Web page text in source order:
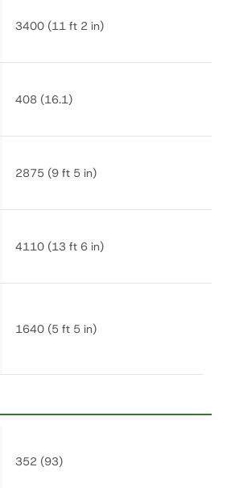
3400 (11 ft 2 in)
408 (16.1)
2875 (9 ft 5 in)
4110 (13 ft 6 in)
1640 (5 ft 5 in)
352 (93)